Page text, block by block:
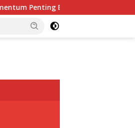
Seluruh Barisan Muda Partai Amanat